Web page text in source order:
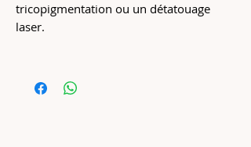
tricopigmentation ou un détatouage
laser.